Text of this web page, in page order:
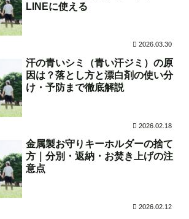
LINEに使える
2026.03.30
汗の青いシミ（青い汗ジミ）の原
因は？落とし方と漂白剤の使い分
け・予防まで徹底解説
2026.02.18
金属製お守りキーホルダーの捨て
方｜分別・返納・お焚き上げの注
意点
2026.02.12